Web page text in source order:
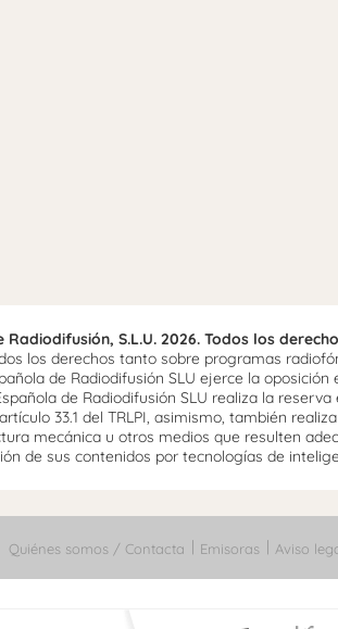
S.L.U. 2026. Todos los
los derechos tanto sobre programas
de Radiodifusión SLU ejerce la
de Radiodifusión SLU realiza la
33.1 del TRLPI, asimismo, también
mecánica u otros medios que resulten
de sus contenidos por tecnologías de
Quiénes somos / Contacta Emisoras Aviso